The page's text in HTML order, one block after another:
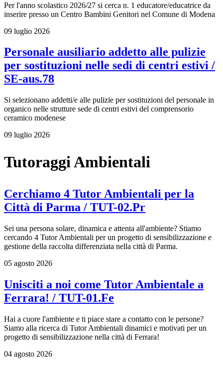
Per l'anno scolastico 2026/27 si cerca n. 1 educatore/educatrice da
inserire presso un Centro Bambini Genitori nel Comune di Modena
09 luglio 2026
Personale ausiliario addetto alle pulizie
per sostituzioni nelle sedi di centri estivi /
SE-aus.78
Si selezionano addetti/e alle pulizie per sostituzioni del personale in
organico nelle strutture sede di centri estivi del comprensorio
ceramico modenese
09 luglio 2026
Tutoraggi Ambientali
Cerchiamo 4 Tutor Ambientali per la
Città di Parma / TUT-02.Pr
Sei una persona solare, dinamica e attenta all'ambiente? Stiamo
cercando 4 Tutor Ambientali per un progetto di sensibilizzazione e
gestione della raccolta differenziata nella città di Parma.
05 agosto 2026
Unisciti a noi come Tutor Ambientale a
Ferrara! / TUT-01.Fe
Hai a cuore l'ambiente e ti piace stare a contatto con le persone?
Siamo alla ricerca di Tutor Ambientali dinamici e motivati per un
progetto di sensibilizzazione nella città di Ferrara!
04 agosto 2026